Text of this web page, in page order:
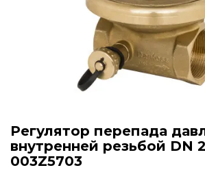
Регулятор перепада
внутренней резьбой DN
003Z5703